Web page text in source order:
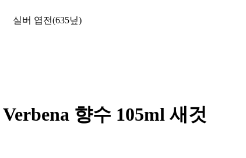
실버 엽전(635닢)
향수 105ml 새것